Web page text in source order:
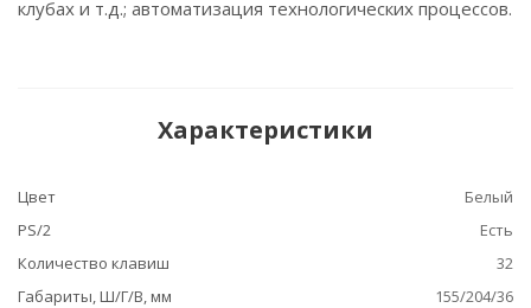
клубах и т.д.; автоматизация технологических процессов.
Характеристики
Цвет
Белый
PS/2
Есть
Количество клавиш
32
Габариты, Ш/Г/В, мм
155/204/36